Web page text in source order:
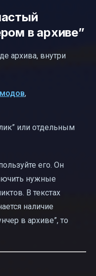
в архиве”
архива, внутри
,
или отдельным
его. Он
нужные
В текстах
наличие
в архиве”, то